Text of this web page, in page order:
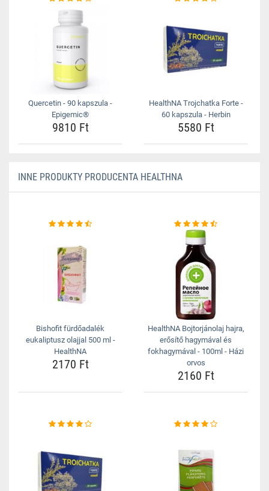
Quercetin - 90 kapszula -
Epigemic®
9810 Ft
HealthNA Trojchatka Forte -
60 kapszula - Herbin
5580 Ft
INNE PRODUKTY PRODUCENTA HEALTHNA
Bishofit fürdőadalék
eukaliptusz olajjal 500 ml -
HealthNA
2170 Ft
HealthNA Bojtorjánolaj hajra,
erősítő hagymával és
fokhagymával - 100ml - Házi
orvos
2160 Ft